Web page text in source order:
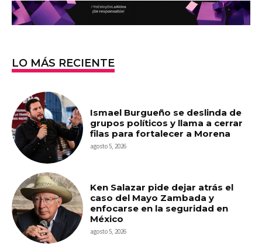
LO MÁS RECIENTE
Ismael Burgueño se deslinda de
grupos políticos y llama a cerrar
filas para fortalecer a Morena
agosto 5, 2026
Ken Salazar pide dejar atrás el
caso del Mayo Zambada y
enfocarse en la seguridad en
México
agosto 5, 2026